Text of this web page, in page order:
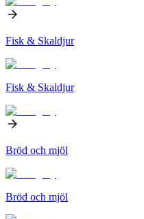
Fisk & Skaldjur
Fisk & Skaldjur
Bröd och mjöl
Bröd och mjöl